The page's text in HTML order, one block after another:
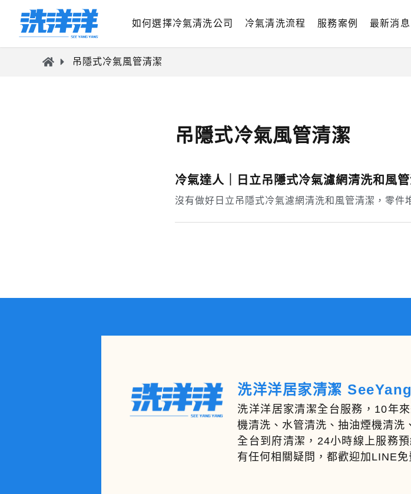
如何選擇冷氣清洗公司 冷氣清洗流程 服務案例 最新消息
吊隱式冷氣風管清潔
吊隱式冷氣風管清潔
冷氣達人｜日立吊隱式冷氣濾網清洗和風
沒有做好日立吊隱式冷氣濾網清洗和風管清潔，零件
洗洋洋居家清潔
洗洋洋居家清潔全台服務，10年
機清洗、水管清洗、抽油煙機清洗
全台到府清潔，24小時線上服務
有任何相關疑問，都歡迎加LINE免